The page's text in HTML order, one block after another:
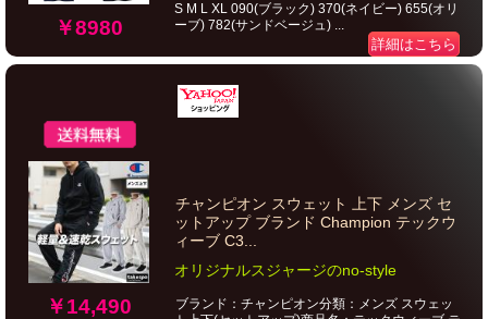
￥8980
S M L XL 090(ブラック) 370(ネイビー) 655(オリ
ーブ) 782(サンドベージュ) ...
詳細はこちら
￥14,490
チャンピオン スウェット 上下 メンズ セ
ットアップ ブランド Champion テックウ
ィーブ C3...
オリジナルスジャージのno-style
ブランド：チャンピオン分類：メンズ スウェッ